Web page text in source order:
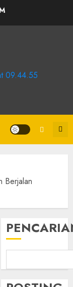
Berjalan